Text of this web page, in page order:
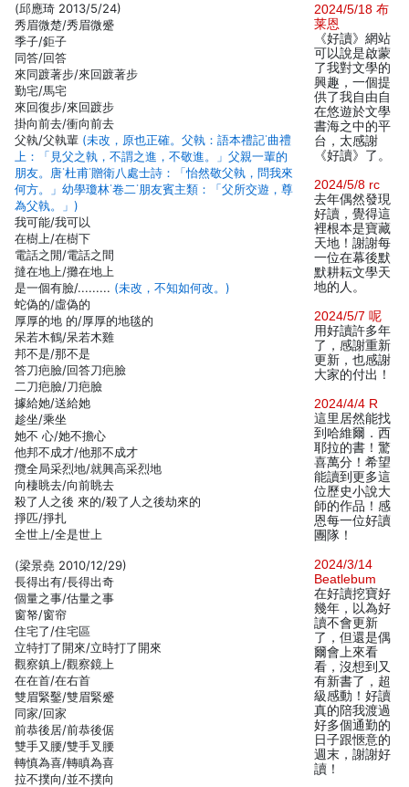
(邱應琦 2013/5/24)
秀眉微楚/秀眉微蹙
季子/鉅子
同答/回答
來同踱著步/來回踱著步
勤宅/馬宅
來回復步/來回踱步
掛向前去/衝向前去
父執/父執輩 (未改，原也正確。父執：語本禮記˙曲禮
上：「見父之執，不謂之進，不敬進。」父親一輩的
朋友。唐˙杜甫˙贈衛八處士詩：「怡然敬父執，問我來
何方。」幼學瓊林˙卷二˙朋友賓主類：「父所交遊，尊
為父執。」)
我可能/我可以
在樹上/在樹下
電話之閒/電話之間
撻在地上/攤在地上
是一個有臉/......... (未改，不知如何改。)
蛇偽的/虛偽的
厚厚的地 的/厚厚的地毯的
呆若木鶴/呆若木雞
邦不是/那不是
答刀疤臉/回答刀疤臉
二刀疤臉/刀疤臉
據給她/送給她
趁坐/乘坐
她不 心/她不擔心
他邦不成才/他那不成才
攬全局采烈地/就興高采烈地
向棲眺去/向前眺去
殺了人之後 來的/殺了人之後劫來的
掙匹/掙扎
全世上/全是世上
(梁景堯 2010/12/29)
長得出有/長得出奇
個量之事/估量之事
窗帑/窗帘
住宅了/住宅區
立特打了開來/立時打了開來
觀察鎮上/觀察鏡上
在在首/在右首
雙眉緊鑿/雙眉緊蹙
同家/回家
前恭後居/前恭後倨
雙手又腰/雙手叉腰
轉慎為喜/轉瞋為喜
拉不撲向/並不撲向
2024/5/18 布
莱恩
《好讀》網站
可以說是啟蒙
了我對文學的
興趣，一個提
供了我自由自
在悠遊於文學
書海之中的平
台，太感謝
《好讀》了。
2024/5/8 rc
去年偶然發現
好讀，覺得這
裡根本是寶藏
天地！謝謝每
一位在幕後默
默耕耘文學天
地的人。
2024/5/7 呢
用好讀許多年
了，感謝重新
更新，也感謝
大家的付出！
2024/4/4 R
這里居然能找
到哈維爾．西
耶拉的書！驚
喜萬分！希望
能讀到更多這
位歷史小說大
師的作品！感
恩每一位好讀
團隊！
2024/3/14
Beatlebum
在好讀挖寶好
幾年，以為好
讀不會更新
了，但還是偶
爾會上來看
看，沒想到又
有新書了，超
級感動！好讀
真的陪我渡過
好多個通勤的
日子跟愜意的
週末，謝謝好
讀！